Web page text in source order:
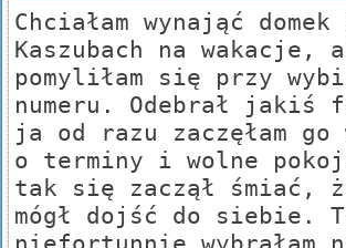
Chciałam wynająć domek
Kaszubach na wakacje,
pomyliłam się przy
numeru. Odebrał jakiś
ja od razu zaczęłam go
o terminy i wolne
tak się zaczął śmiać,
mógł dojść do siebie.